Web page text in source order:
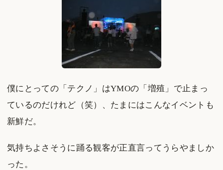
僕にとっての「テクノ」はYMOの「増殖」で止まっ
ているのだけれど（笑）、たまにはこんなイベントも
新鮮だ。
気持ちよさそうに踊る観客が正直言ってうらやましか
った。